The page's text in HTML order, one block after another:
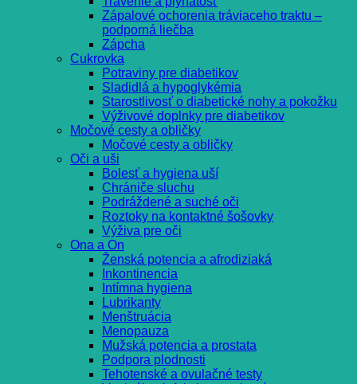
Zápalové ochorenia tráviaceho traktu –
podporná liečba
Zápcha
Cukrovka
Potraviny pre diabetikov
Sladidlá a hypoglykémia
Starostlivosť o diabetické nohy a pokožku
Výživové doplnky pre diabetikov
Močové cesty a obličky
Močové cesty a obličky
Oči a uši
Bolesť a hygiena uší
Chrániče sluchu
Podráždené a suché oči
Roztoky na kontaktné šošovky
Výživa pre oči
Ona a On
Ženská potencia a afrodiziaká
Inkontinencia
Intímna hygiena
Lubrikanty
Menštruácia
Menopauza
Mužská potencia a prostata
Podpora plodnosti
Tehotenské a ovulačné testy